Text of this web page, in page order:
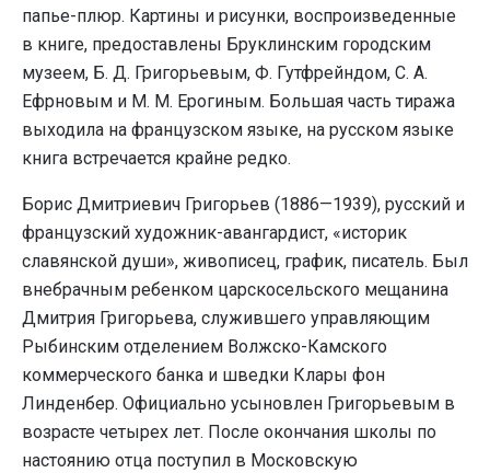
папье-плюр. Картины и рисунки, воспроизведенные
в книге, предоставлены Бруклинским городским
музеем, Б. Д. Григорьевым, Ф. Гутфрейндом, С. А.
Ефрновым и М. М. Ерогиным. Большая часть тиража
выходила на французском языке, на русском языке
книга встречается крайне редко.
Борис Дмитриевич Григорьев (1886—1939), русский и
французский художник-авангардист, «историк
славянской души», живописец, график, писатель. Был
внебрачным ребенком царскосельского мещанина
Дмитрия Григорьева, служившего управляющим
Рыбинским отделением Волжско-Камского
коммерческого банка и шведки Клары фон
Линденбер. Официально усыновлен Григорьевым в
возрасте четырех лет. После окончания школы по
настоянию отца поступил в Московскую